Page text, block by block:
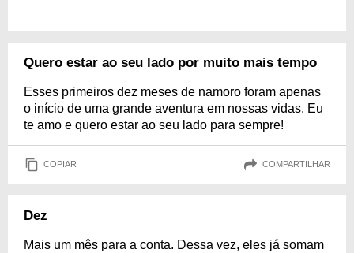
Quero estar ao seu lado por muito mais tempo
Esses primeiros dez meses de namoro foram apenas
o início de uma grande aventura em nossas vidas. Eu
te amo e quero estar ao seu lado para sempre!
COPIAR COMPARTILHAR
Dez
Mais um mês para a conta. Dessa vez, eles já somam